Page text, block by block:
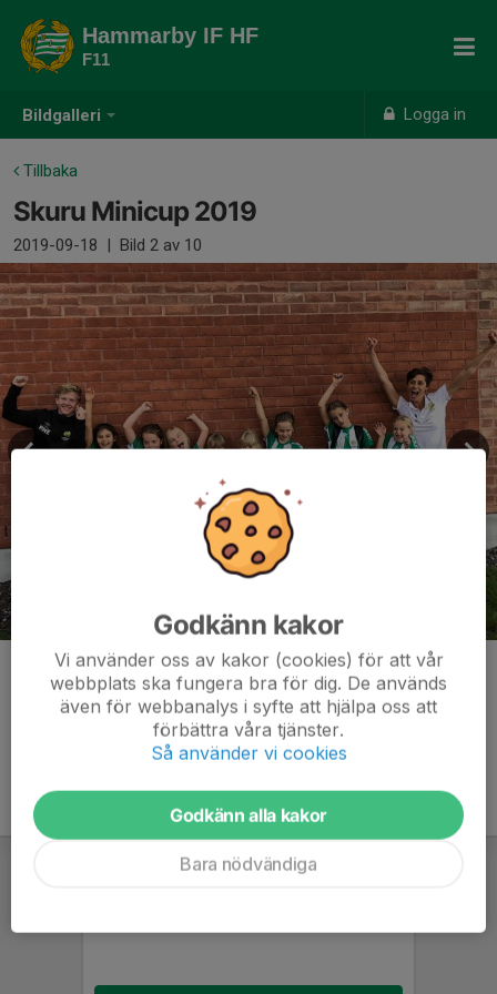
Bildgalleri Logga in
Hammarby IF HF
F11
Tillbaka
Skuru Minicup 2019
2019-09-18 | Bild 2 av 10
Kommentarer
Godkänn kakor
Vi använder oss av kakor (cookies) för att vår
webbplats ska fungera bra för dig. De används
även för webbanalys i syfte att hjälpa oss att
förbättra våra tjänster.
Så använder vi cookies
Godkänn alla kakor
Bara nödvändiga